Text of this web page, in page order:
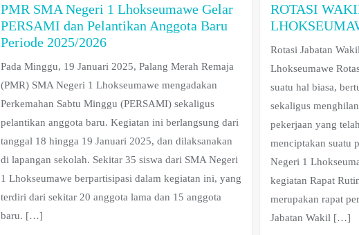
PMR SMA Negeri 1 Lhokseumawe Gelar
PERSAMI dan Pelantikan Anggota Baru
Periode 2025/2026
Pada Minggu, 19 Januari 2025, Palang Merah Remaja
(PMR) SMA Negeri 1 Lhokseumawe mengadakan
Perkemahan Sabtu Minggu (PERSAMI) sekaligus
pelantikan anggota baru. Kegiatan ini berlangsung dari
tanggal 18 hingga 19 Januari 2025, dan dilaksanakan
di lapangan sekolah. Sekitar 35 siswa dari SMA Negeri
1 Lhokseumawe berpartisipasi dalam kegiatan ini, yang
terdiri dari sekitar 20 anggota lama dan 15 anggota
baru. […]
ROTASI
Rotasi Jabatan
Lhokseumawe
suatu hal biasa,
sekaligus
pekerjaan yang
menciptakan suatu
Negeri 1
kegiatan Rapat
merupakan rapat
Jabatan Wakil […]